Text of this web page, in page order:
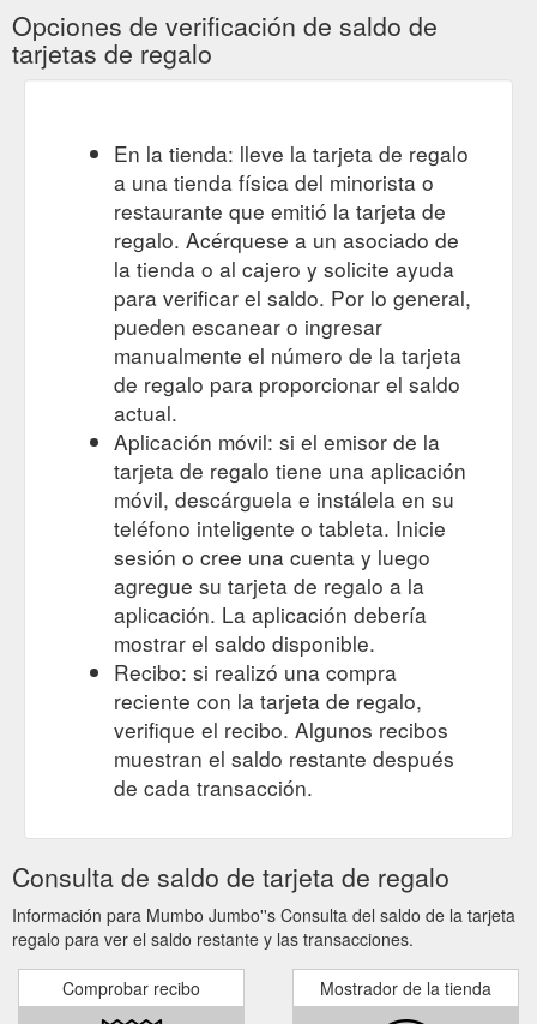
Opciones de verificación de saldo de
tarjetas de regalo
En la tienda: lleve la tarjeta de regalo
a una tienda física del minorista o
restaurante que emitió la tarjeta de
regalo. Acérquese a un asociado de
la tienda o al cajero y solicite ayuda
para verificar el saldo. Por lo general,
pueden escanear o ingresar
manualmente el número de la tarjeta
de regalo para proporcionar el saldo
actual.
Aplicación móvil: si el emisor de la
tarjeta de regalo tiene una aplicación
móvil, descárguela e instálela en su
teléfono inteligente o tableta. Inicie
sesión o cree una cuenta y luego
agregue su tarjeta de regalo a la
aplicación. La aplicación debería
mostrar el saldo disponible.
Recibo: si realizó una compra
reciente con la tarjeta de regalo,
verifique el recibo. Algunos recibos
muestran el saldo restante después
de cada transacción.
Consulta de saldo de tarjeta de regalo
Información para Mumbo Jumbo''s Consulta del saldo de la tarjeta
regalo para ver el saldo restante y las transacciones.
Comprobar recibo Mostrador de la tienda